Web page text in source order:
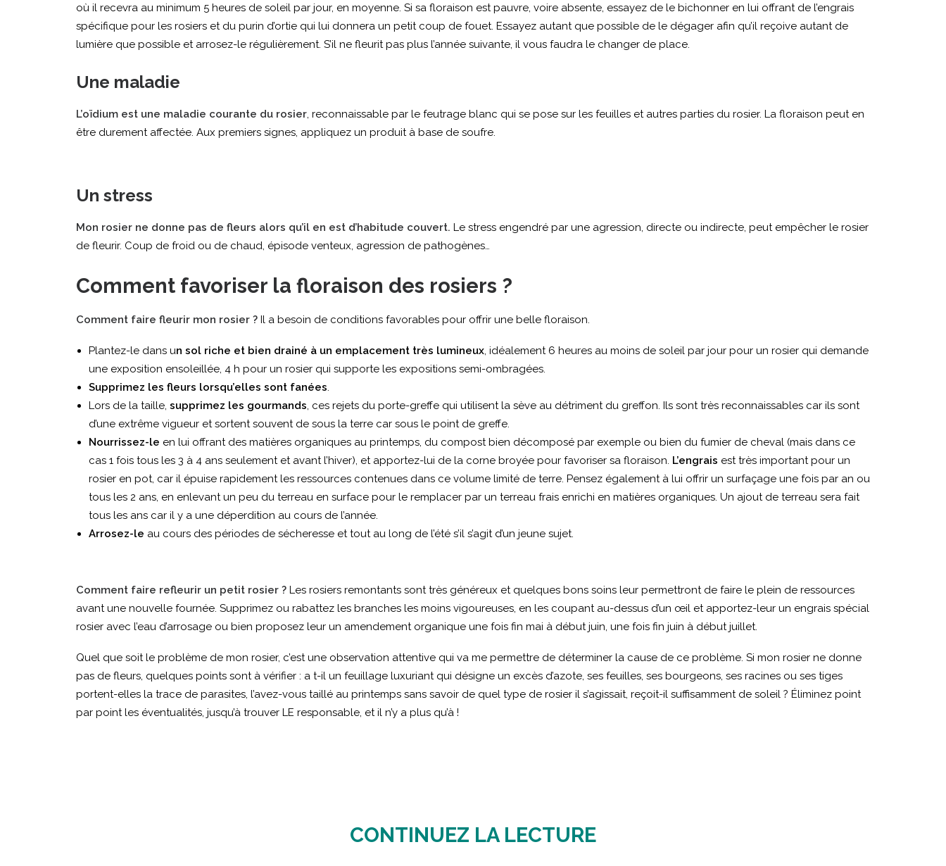
où il recevra au minimum 5 heures de soleil par jour, en moyenne. Si sa floraison est pauvre, voire absente, essayez de le bichonner en lui offrant de l’engrais
spécifique pour les rosiers et du purin d’ortie qui lui donnera un petit coup de fouet. Essayez autant que possible de le dégager afin qu’il reçoive autant de
lumière que possible et arrosez-le régulièrement. S’il ne fleurit pas plus l’année suivante, il vous faudra le changer de place.
Une maladie
L’oïdium est une maladie courante du rosier, reconnaissable par le feutrage blanc qui se pose sur les feuilles et autres parties du rosier. La floraison peut en
être durement affectée. Aux premiers signes, appliquez un produit à base de soufre.
Un stress
Mon rosier ne donne pas de fleurs alors qu’il en est d’habitude couvert. Le stress engendré par une agression, directe ou indirecte, peut empêcher le rosier
de fleurir. Coup de froid ou de chaud, épisode venteux, agression de pathogènes…
Comment favoriser la floraison des rosiers ?
Comment faire fleurir mon rosier ? Il a besoin de conditions favorables pour offrir une belle floraison.
Plantez-le dans un sol riche et bien drainé à un emplacement très lumineux, idéalement 6 heures au moins de soleil par jour pour un rosier qui demande
une exposition ensoleillée, 4 h pour un rosier qui supporte les expositions semi-ombragées.
Supprimez les fleurs lorsqu’elles sont fanées.
Lors de la taille, supprimez les gourmands, ces rejets du porte-greffe qui utilisent la sève au détriment du greffon. Ils sont très reconnaissables car ils sont
d’une extrême vigueur et sortent souvent de sous la terre car sous le point de greffe.
Nourrissez-le en lui offrant des matières organiques au printemps, du compost bien décomposé par exemple ou bien du fumier de cheval (mais dans ce
cas 1 fois tous les 3 à 4 ans seulement et avant l’hiver), et apportez-lui de la corne broyée pour favoriser sa floraison. L’engrais est très important pour un
rosier en pot, car il épuise rapidement les ressources contenues dans ce volume limité de terre. Pensez également à lui offrir un surfaçage une fois par an ou
tous les 2 ans, en enlevant un peu du terreau en surface pour le remplacer par un terreau frais enrichi en matières organiques. Un ajout de terreau sera fait
tous les ans car il y a une déperdition au cours de l’année.
Arrosez-le au cours des périodes de sécheresse et tout au long de l’été s’il s’agit d’un jeune sujet.
Comment faire refleurir un petit rosier ? Les rosiers remontants sont très généreux et quelques bons soins leur permettront de faire le plein de ressources
avant une nouvelle fournée. Supprimez ou rabattez les branches les moins vigoureuses, en les coupant au-dessus d’un œil et apportez-leur un engrais spécial
rosier avec l’eau d’arrosage ou bien proposez leur un amendement organique une fois fin mai à début juin, une fois fin juin à début juillet.
Quel que soit le problème de mon rosier, c’est une observation attentive qui va me permettre de déterminer la cause de ce problème. Si mon rosier ne donne
pas de fleurs, quelques points sont à vérifier : a t-il un feuillage luxuriant qui désigne un excès d’azote, ses feuilles, ses bourgeons, ses racines ou ses tiges
portent-elles la trace de parasites, l’avez-vous taillé au printemps sans savoir de quel type de rosier il s’agissait, reçoit-il suffisamment de soleil ? Éliminez point
par point les éventualités, jusqu’à trouver LE responsable, et il n’y a plus qu’à !
CONTINUEZ LA LECTURE